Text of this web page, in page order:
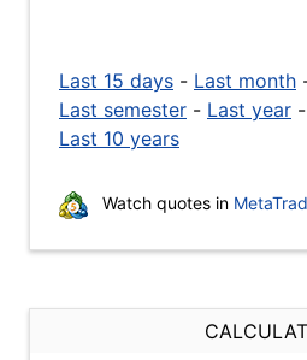
Last 15 days - Last month
Last semester - Last year -
Last 10 years
Watch quotes in